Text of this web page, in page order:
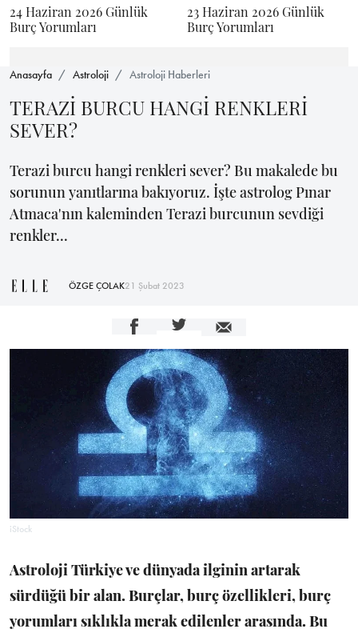
24 Haziran 2026 Günlük
Burç Yorumları
23 Haziran 2026 Günlük
Burç Yorumları
Anasayfa Astroloji Astroloji Haberleri
TERAZİ BURCU HANGİ RENKLERİ
SEVER?
Terazi burcu hangi renkleri sever? Bu makalede bu
sorunun yanıtlarına bakıyoruz. İşte astrolog Pınar
Atmaca'nın kaleminden Terazi burcunun sevdiği
renkler...
ÖZGE ÇOLAK21 Şubat 2023
iStock
Astroloji Türkiye ve dünyada ilginin artarak
sürdüğü bir alan. Burçlar, burç özellikleri, burç
yorumları sıklıkla merak edilenler arasında. Bu